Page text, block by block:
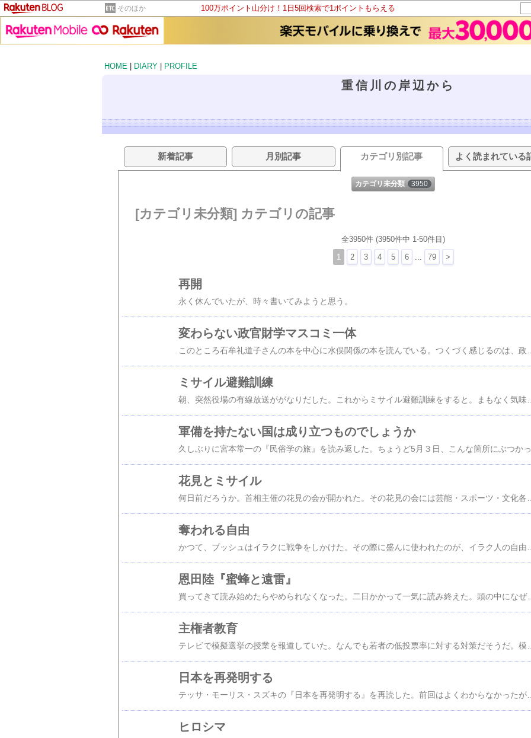
そのほか 100万ポイント山分け！1日5回検索で1ポイントもらえる
HOME
DIARY PROFILE
重信川の岸辺から
新着記事 月別記事 カテゴリ別記事 よく読まれている
カテゴリ未分類 3950
[カテゴリ未分類] カテゴリの記事
全3950件 (3950件中 1-50件目)
1 2 3 4 5 6 79 >
再開
永く休んでいたが、時々書いてみようと思う。
変わらない政官財学マスコミ一体
ミサイル避難訓練
軍備を持たない国は成り立つものでしょうか
花見とミサイル
奪われる自由
恩田陸『蜜蜂と遠雷』
買ってきて読み始めたらやめられなくなった。二日かかって一気に読み終えた。頭の中になぜか平和という言葉が浮かんだ。音楽コンクールに出場した四人の人物の物語だ。それぞれが個性的で、独自の世界を持ち、それがからみあって、展開する。音楽には疎いほうだが、読み続ける間、頭の中で音楽が鳴り続けている感じがした。恩田陸は、蒲公英草紙他数編しか読んでいなかったが、ファンになっていた。彼女の小説には注目していた。このたびは直木賞を受賞したからということではなく、書評を読んでの購入だった。直木賞はそれなりに作家には効用があるだろうが、恩田陸にとってあまりにも遅すぎる。『蜜蜂と遠雷』は、そうとうに元手のかかった小説だと思う。音楽に対する見識と知識と体験の広さと深さがひしひしと感じられる。現実はもっとどろどろとしたものだろうが、そこは置いて、音楽という世界の深さ豊かさを十分に表現している。そして、なによりも、四人の人物像と内面の葛藤が感動的だ。読んで損をしない一冊である。
主権者教育
日本を再発明する
テッサ・モーリス・スズキの『日本を再発明する』を再読した。前回はよくわからなかったが、今回はより丁寧にゆっくりよんだからか、よくわかった。この本は、日本・自然・文化・人種・ジェンダー・文明・グローバリゼーション・市民権について、それぞれ日本を代表する学者の見解を中心に分析したものだ。いずれも、それぞれの立場、観点から、日本を発明していることがわかる。そのことをとおして、日本を再発明することの必要性がわかった。 最近さかんに、日本優秀説がいわれるが、これなども日本を発明することの一つだろう。このように作られる日本像に驚かされることなく、現実の日本を厳しく見つめなおす必要をこの本から感じた。
ヒロシマ